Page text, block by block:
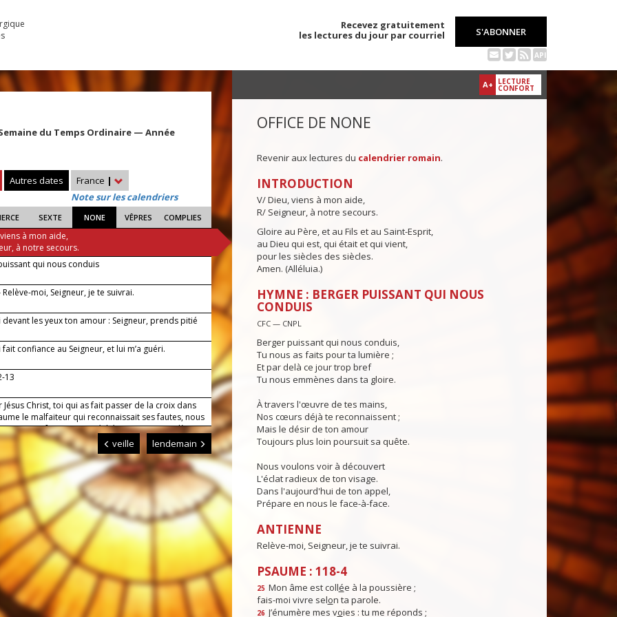
Recevez gratuitement
les lectures du jour par courriel
S'ABONNER
API
du Temps Ordinaire — Année
Autres dates France |
Note sur les calendriers
SEXTE NONE VÊPRES COMPLIES
à mon aide,
à notre secours.
qui nous conduis
moi, Seigneur, je te suivrai.
devant les yeux ton amour : Seigneur, prends pitié
fait confiance au Seigneur, et lui m’a guéri.
13
Jésus Christ, toi qui as fait passer de la croix dans
le malfaiteur qui reconnaissait ses fautes, nous
en confessant nos péchés : ouvre-nous, dès
les portes du paradis. Toi qui règnes pour les
siècles. Amen.
veille lendemain
A+ LECTURE
CONFORT
OFFICE DE NONE
Revenir aux lectures du calendrier romain.
INTRODUCTION
V/ Dieu, viens à mon aide,
R/ Seigneur, à notre secours.
Gloire au Père, et au Fils et au Saint-Esprit,
au Dieu qui est, qui était et qui vient,
pour les siècles des siècles.
Amen. (Alléluia.)
HYMNE : BERGER PUISSANT QUI NOUS
CONDUIS
CFC — CNPL
Berger puissant qui nous conduis,
Tu nous as faits pour ta lumière ;
Et par delà ce jour trop bref
Tu nous emmènes dans ta gloire.
À travers l'œuvre de tes mains,
Nos cœurs déjà te reconnaissent ;
Mais le désir de ton amour
Toujours plus loin poursuit sa quête.
Nous voulons voir à découvert
L'éclat radieux de ton visage.
Dans l'aujourd'hui de ton appel,
Prépare en nous le face-à-face.
ANTIENNE
Relève-moi, Seigneur, je te suivrai.
PSAUME : 118-4
25 Mon âme est collée à la poussière ;
fais-moi vivre selon ta parole.
26 J’énumère mes voies : tu me réponds ;